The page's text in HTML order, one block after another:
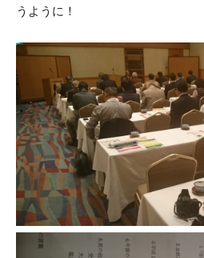
うように！